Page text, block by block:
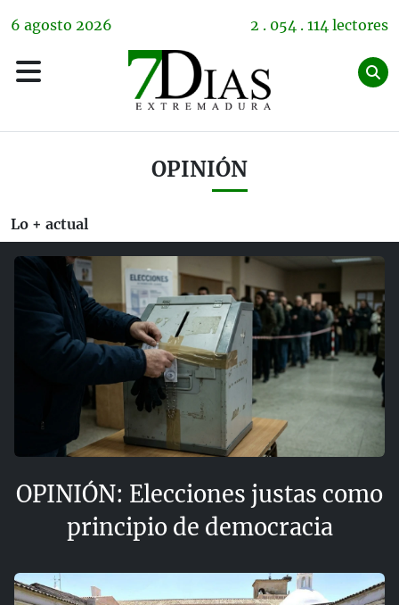
6 agosto 2026 2 . 054 . 114 lectores
OPINIÓN
Lo + actual
OPINIÓN: Elecciones justas como
principio de democracia